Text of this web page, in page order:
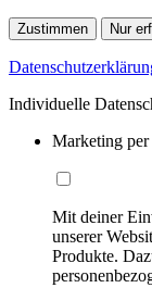
Zustimmen Nur
Individuelle
Marketing
Mit deiner
unserer
Produkte.